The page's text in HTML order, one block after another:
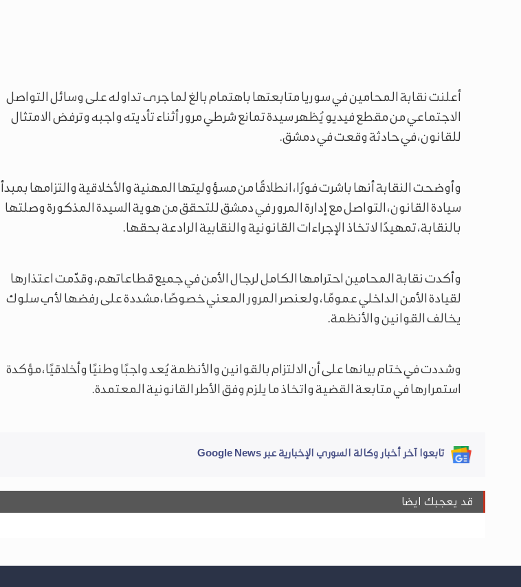
أعلنت نقابة المحامين في سوريا متابعتها باهتمام بالغ لما جرى تداوله على وسائل التواصل
الاجتماعي من مقطع فيديو يُظهر سيدة تمانع شرطي مرور أثناء تأديته واجبه وترفض الامتثال
للقانون، في حادثة وقعت في دمشق.
وأوضحت النقابة أنها باشرت فورًا، انطلاقًا من مسؤوليتها المهنية والأخلاقية والتزامها بمبدأ
سيادة القانون، التواصل مع إدارة المرور في دمشق للتحقق من هوية السيدة المذكورة وصلتها
بالنقابة، تمهيدًا لاتخاذ الإجراءات القانونية والنقابية الرادعة بحقها.
وأكدت نقابة المحامين احترامها الكامل لرجال الأمن في جميع قطاعاتهم، وقدّمت اعتذارها
لقيادة الأمن الداخلي عمومًا، ولعنصر المرور المعني خصوصًا، مشددة على رفضها لأي سلوك
يخالف القوانين والأنظمة.
وشددت في ختام بيانها على أن الالتزام بالقوانين والأنظمة يُعد واجبًا وطنيًا وأخلاقيًا، مؤكدة
استمرارها في متابعة القضية واتخاذ ما يلزم وفق الأطر القانونية المعتمدة.
تابعوا آخر أخبار وكالة السوري الإخبارية عبر Google News
قد يعجبك ايضا